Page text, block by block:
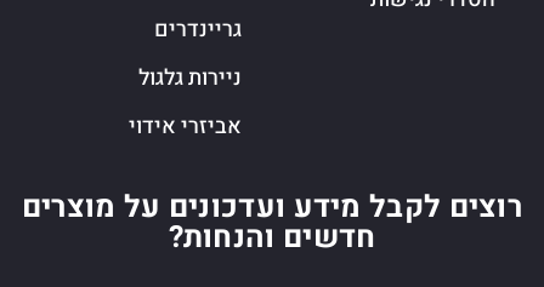
גריינדרים
ניירות גלגול
אביזרי אידוי
רוצים לקבל מידע ועדכונים על מוצרים
חדשים והנחות?